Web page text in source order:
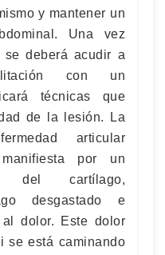
y mantener un
Una vez
se deberá acudir a
con un
técnicas que
de la lesión. La
articular
por un
del cartílago,
desgastado e
dolor. Este dolor
se está caminando